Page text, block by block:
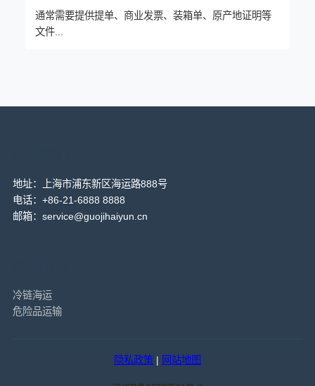
通常需要提供提单、商业发票、装箱单、原产地证明等
文件...
地址：上海市浦东新区海运路888号
电话：+86-21-6888 8888
邮箱：service@guojihaiyun.cn
冷链海运
危险品运输
隐私政策 | 网站地图